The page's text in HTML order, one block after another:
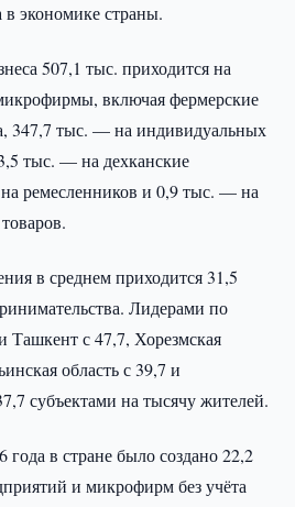
в экономике страны.
507,1 тыс. приходится на
включая фермерские
347,7 тыс. — на индивидуальных
тыс. — на дехканские
ремесленников и 0,9 тыс. — на
в среднем приходится 31,5
Лидерами по
Ташкент с 47,7, Хорезмская
область с 39,7 и
субъектами на тысячу жителей.
года в стране было создано 22,2
и микрофирм без учёта